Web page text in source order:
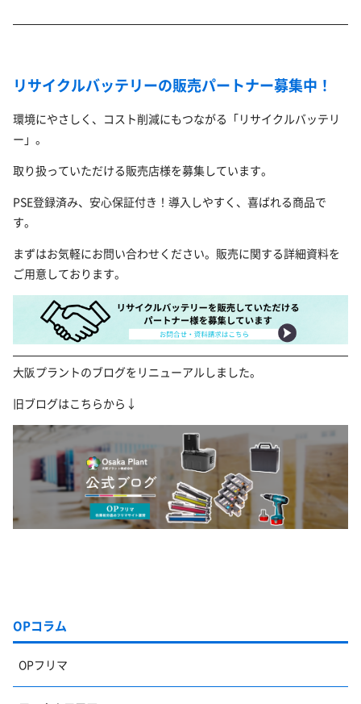
リサイクルバッテリーの販売パートナー募集中！
環境にやさしく、コスト削減にもつながる「リサイクルバッテリ
ー」。
取り扱っていただける販売店様を募集しています。
PSE登録済み、安心保証付き！導入しやすく、喜ばれる商品で
す。
まずはお気軽にお問い合わせください。販売に関する詳細資料を
ご用意しております。
大阪プラントのブログをリニューアルしました。
旧ブログはこちらから↓
OPコラム
OPフリマ